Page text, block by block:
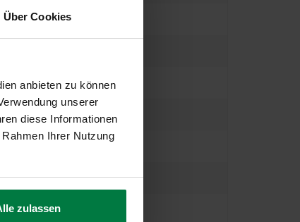
Über Cookies
anbieten zu können
unserer
diese Informationen
Ihrer Nutzung
zulassen